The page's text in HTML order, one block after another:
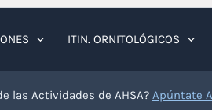
ITIN. ORNITOLÓGICOS
las Actividades de AHSA? Apúntate